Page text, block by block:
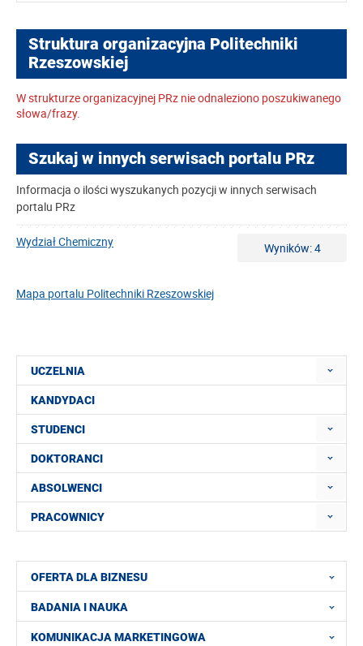
Struktura organizacyjna Politechniki
Rzeszowskiej
W strukturze organizacyjnej PRz nie odnaleziono poszukiwanego
słowa/frazy.
Szukaj w innych serwisach portalu PRz
Informacja o ilości wyszukanych pozycji w innych serwisach
portalu PRz
Wydział Chemiczny Wyników: 4
Mapa portalu Politechniki Rzeszowskiej
UCZELNIA
KANDYDACI
STUDENCI
DOKTORANCI
ABSOLWENCI
PRACOWNICY
OFERTA DLA BIZNESU
BADANIA I NAUKA
KOMUNIKACJA MARKETINGOWA